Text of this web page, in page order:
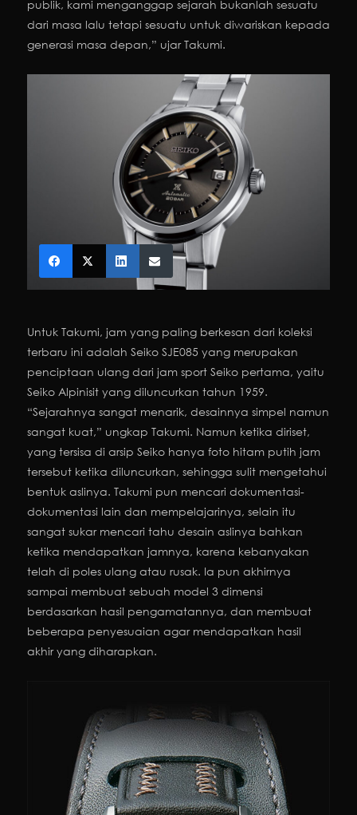
publik, kami menganggap sejarah bukanlah sesuatu
dari masa lalu tetapi sesuatu untuk diwariskan kepada
generasi masa depan,” ujar Takumi.
Untuk Takumi, jam yang paling berkesan dari koleksi
terbaru ini adalah Seiko SJE085 yang merupakan
penciptaan ulang dari jam sport Seiko pertama, yaitu
Seiko Alpinisit yang diluncurkan tahun 1959.
“Sejarahnya sangat menarik, desainnya simpel namun
sangat kuat,” ungkap Takumi. Namun ketika diriset,
yang tersisa di arsip Seiko hanya foto hitam putih jam
tersebut ketika diluncurkan, sehingga sulit mengetahui
bentuk aslinya. Takumi pun mencari dokumentasi-
dokumentasi lain dan mempelajarinya, selain itu
sangat sukar mencari tahu desain aslinya bahkan
ketika mendapatkan jamnya, karena kebanyakan
telah di poles ulang atau rusak. Ia pun akhirnya
sampai membuat sebuah model 3 dimensi
berdasarkan hasil pengamatannya, dan membuat
beberapa penyesuaian agar mendapatkan hasil
akhir yang diharapkan.